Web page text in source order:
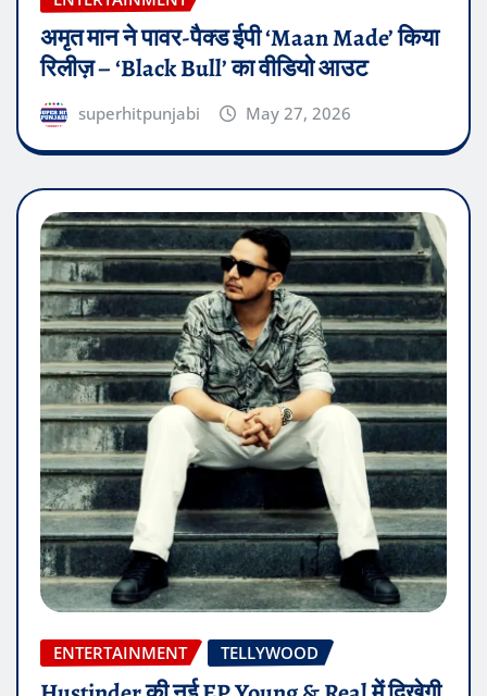
अमृत मान ने पावर-पैक्ड ईपी ‘Maan Made’ किया
रिलीज़ – ‘Black Bull’ का वीडियो आउट
superhitpunjabi May 27, 2026
ENTERTAINMENT TELLYWOOD